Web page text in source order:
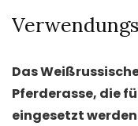
Das
Pferderasse, die
eingesetzt